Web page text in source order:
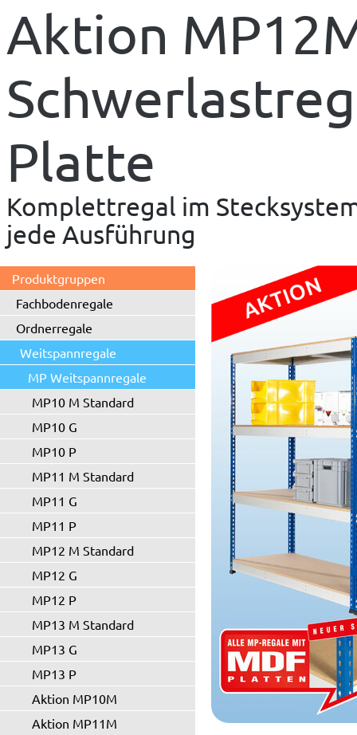
Aktion
Platte
Komplettregal im
jede Ausführung
Produktgruppen
Fachbodenregale
Ordnerregale
Weitspannregale
MP Weitspannregale
MP10 M Standard
MP10 G
MP10 P
MP11 M Standard
MP11 G
MP11 P
MP12 M Standard
MP12 G
MP12 P
MP13 M Standard
MP13 G
MP13 P
Aktion MP10M
Aktion MP11M